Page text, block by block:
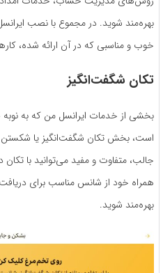
بهره‌مند شوید. در مجموع با نصب
خوب و مناسبی که در آن ارائه شده،
تکان شگفت‌انگیز
بخشی از خدمات ایرانسل من که به نوبه
است، بخش تکان شگفت‌انگیز یا
جالب، متفاوت و مفید می‌توانید با
همراه خود از شانس مناسب برای
بهره‌مند شوید.